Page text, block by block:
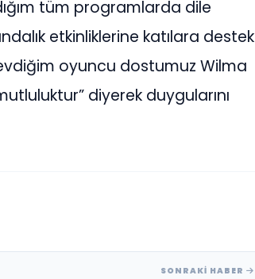
tüm programlarda dile
etkinliklerine katılara destek
oyuncu dostumuz Wilma
diyerek duygularını
SONRAKI HABER